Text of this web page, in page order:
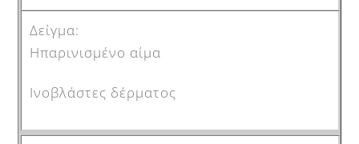
Ηπαρινισμένο αίμα
Ινοβλάστες δέρματος